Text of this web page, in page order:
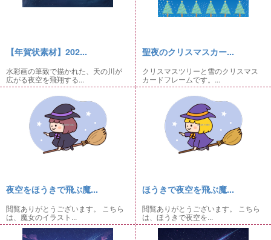
【年賀状素材】202...
水彩画の筆致で描かれた、天の川が
広がる夜空を飛翔する...
聖夜のクリスマスカー...
クリスマスツリーと雪のクリスマス
カードフレームです。...
夜空をほうきで飛ぶ魔...
閲覧ありがとうございます。 こちら
は、魔女のイラスト...
ほうきで夜空を飛ぶ魔...
閲覧ありがとうございます。 こちら
は、ほうきで夜空を...